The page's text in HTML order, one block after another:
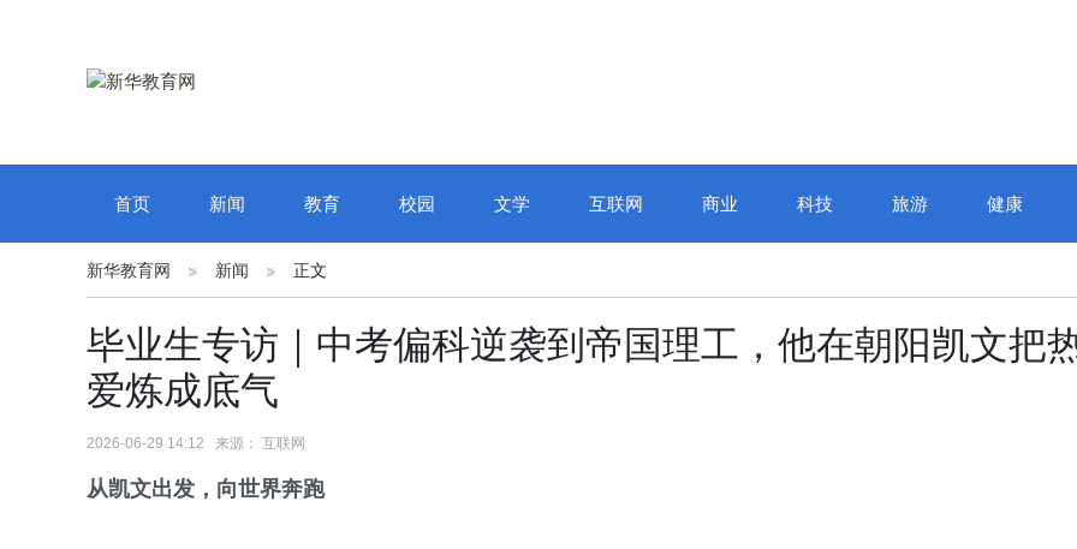
首页 新闻 教育 校园 文学 互联网 商业 科技 旅游 健康
新华教育网 新闻 正文
毕业生专访｜中考偏科逆袭到帝国理工，他在朝阳凯文把
爱炼成底气
2026-06-29 14:12 来源： 互联网
从凯文出发，向世界奔跑
江城巅峰
校杯”十四